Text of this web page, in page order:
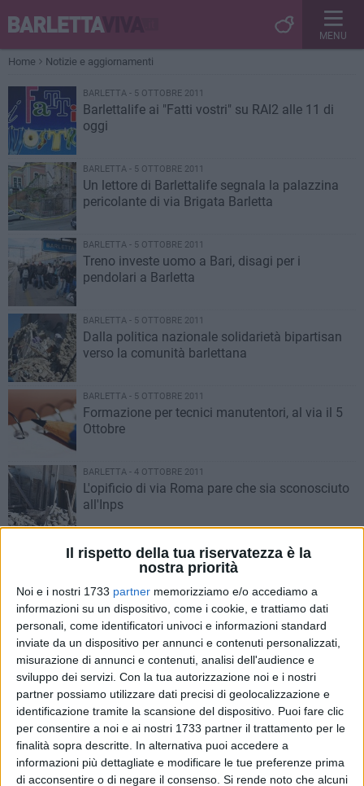
Il rispetto della tua riservatezza è la
nostra priorità
Noi e i nostri 1733 partner memorizziamo e/o accediamo a
informazioni su un dispositivo, come i cookie, e trattiamo dati
personali, come identificatori univoci e informazioni standard
inviate da un dispositivo per annunci e contenuti personalizzati,
misurazione di annunci e contenuti, analisi dell'audience e
sviluppo dei servizi. Con la tua autorizzazione noi e i nostri
partner possiamo utilizzare dati precisi di geolocalizzazione e
identificazione tramite la scansione del dispositivo. Puoi fare clic
per consentire a noi e ai nostri 1733 partner il trattamento per le
finalità sopra descritte. In alternativa puoi accedere a
informazioni più dettagliate e modificare le tue preferenze prima
di acconsentire o di negare il consenso. Si rende noto che alcuni
MENU
Home Notizie e aggiornamenti
BARLETTA - 5 OTTOBRE 2011
Barlettalife ai "Fatti vostri" su RAI2 alle 11 di
oggi
BARLETTA - 5 OTTOBRE 2011
Un lettore di Barlettalife segnala la palazzina
pericolante di via Brigata Barletta
BARLETTA - 5 OTTOBRE 2011
Treno investe uomo a Bari, disagi per i
pendolari a Barletta
BARLETTA - 5 OTTOBRE 2011
Dalla politica nazionale solidarietà bipartisan
verso la comunità barlettana
BARLETTA - 5 OTTOBRE 2011
Formazione per tecnici manutentori, al via il 5
Ottobre
BARLETTA - 4 OTTOBRE 2011
L'opificio di via Roma pare che sia sconosciuto
all'Inps
BARLETTA - 4 OTTOBRE 2011
Sale la rabbia di via Roma
BARLETTA - 4 OTTOBRE 2011
La Giunta stanzia i primi interventi di
emergenza per Barletta
BARLETTA - 4 OTTOBRE 2011
Il tufo del proletariato
BARLETTA - 4 OTTOBRE 2011